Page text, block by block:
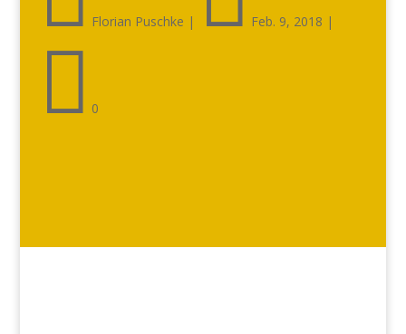
Florian Puschke | Feb. 9, 2018 |
 0